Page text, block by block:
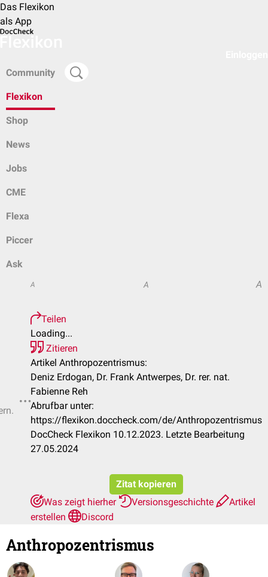
Das Flexikon
als App
Community
Flexikon
Shop
News
Jobs
CME
Flexa
Piccer
Ask
A A A
Teilen
Loading...
Zitieren
Artikel Anthropozentrismus:
Deniz Erdogan, Dr. Frank Antwerpes, Dr. rer. nat.
Fabienne Reh
Abrufbar unter:
https://flexikon.doccheck.com/de/Anthropozentrismus
DocCheck Flexikon 10.12.2023. Letzte Bearbeitung
27.05.2024
Zitat kopieren
Was zeigt hierher
Versionsgeschichte
Artikel
erstellen
Discord
Anthropozentrismus